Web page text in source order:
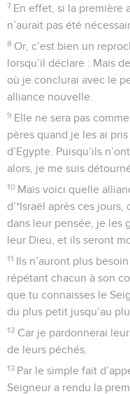
7 En effet, si la première
n’aurait pas été
8 Or, c’est bien un
lorsqu’il déclare : Mais
où je conclurai avec le
alliance nouvelle.
9 Elle ne sera pas
pères quand je les ai
d’Egypte. Puisqu’ils
alors, je me suis
10 Mais voici quelle
d’*Israël après ces
dans leur pensée, je les
leur Dieu, et ils seront
11 Ils n’auront plus
répétant chacun à son
que tu connaisses le
du plus petit jusqu’au
12 Car je pardonnerai
de leurs péchés.
13 Par le simple fait
Seigneur a rendu la